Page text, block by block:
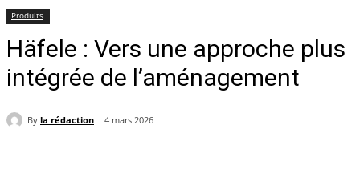
Produits
Häfele : Vers une approche plus
intégrée de l’aménagement
By la rédaction 4 mars 2026